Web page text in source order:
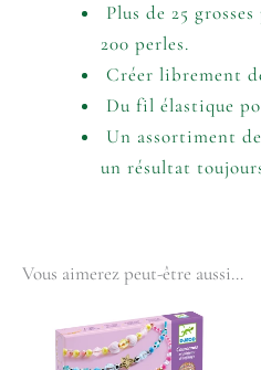
Plus de 25
200 perles.
Créer librement
Du fil élastique
Un assortiment
un résultat
Vous aimerez peut-être aussi…